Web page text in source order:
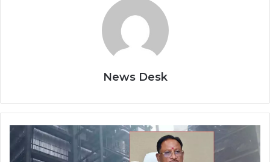
News Desk
बलौदा
बाजार
स्पंज